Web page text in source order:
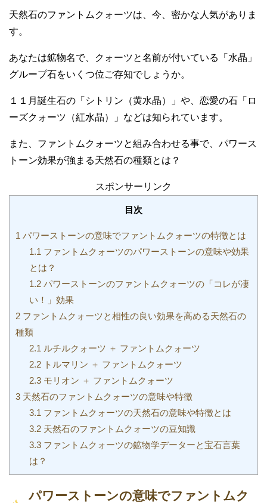
天然石のファントムクォーツは、今、密かな人気がありま
す。
あなたは鉱物名で、クォーツと名前が付いている「水晶」
グループ石をいくつ位ご存知でしょうか。
１１月誕生石の「シトリン（黄水晶）」や、恋愛の石「ロ
ーズクォーツ（紅水晶）」などは知られています。
また、ファントムクォーツと組み合わせる事で、パワース
トーン効果が強まる天然石の種類とは？
スポンサーリンク
目次
1 パワーストーンの意味でファントムクォーツの特徴とは
1.1 ファントムクォーツのパワーストーンの意味や効果
とは？
1.2パワーストーンのファントムクォーツの「コレが凄
い！」効果
2 ファントムクォーツと相性の良い効果を高める天然石の
種類
2.1 ルチルクォーツ ＋ ファントムクォーツ
2.2トルマリン ＋ ファントムクォーツ
2.3モリオン ＋ ファントムクォーツ
3 天然石のファントムクォーツの意味や特徴
3.1 ファントムクォーツの天然石の意味や特徴とは
3.2天然石のファントムクォーツの豆知識
3.3ファントムクォーツの鉱物学データーと宝石言葉
は？
パワーストーンの意味でファントムク